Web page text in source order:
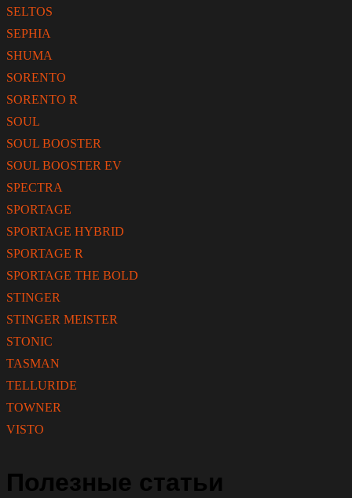
SELTOS
SEPHIA
SHUMA
SORENTO
SORENTO R
SOUL
SOUL BOOSTER
SOUL BOOSTER EV
SPECTRA
SPORTAGE
SPORTAGE HYBRID
SPORTAGE R
SPORTAGE THE BOLD
STINGER
STINGER MEISTER
STONIC
TASMAN
TELLURIDE
TOWNER
VISTO
Полезные статьи